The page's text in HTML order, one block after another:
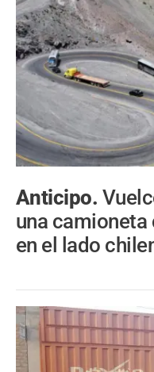
Anticipo.
una camioneta
en el lado